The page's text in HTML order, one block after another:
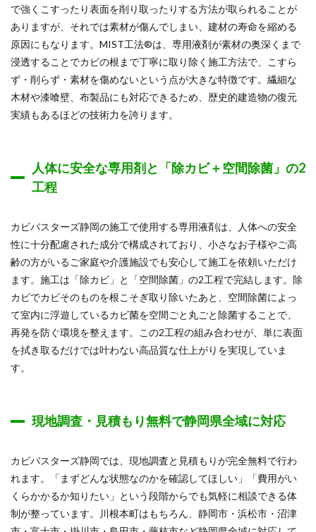
で強くこすったり表面を削り取ったりする方法が取られることが
ありますが、それでは素材が傷んでしまい、建材の寿命を縮める
原因にもなります。MIST工法®は、専用液剤が素材の奥深くまで
浸透することでカビの根まで丁寧に取り除く施工方法で、こすら
ず・削らず・素材を傷めないという点が大きな特徴です。繊細な
木材や漆喰壁、布製品にも対応できるため、歴史的建造物の復元
実績もあるほどの技術力を誇ります。
人体に安全な専用剤と「除カビ＋空間除菌」の2
工程
カビバスターズ静岡の施工で使用する専用液剤は、人体への安全
性に十分配慮された成分で構成されており、小さなお子様やご高
齢の方がいるご家庭や介護施設でも安心して施工を依頼いただけ
ます。施工は「除カビ」と「空間除菌」の2工程で完結します。除
カビでカビそのものを根こそぎ取り除いたあと、空間除菌によっ
て室内に浮遊しているカビ菌を空間ごと丸ごと除菌することで、
再発を防ぐ環境を整えます。この2工程の組み合わせが、単に表面
を拭き取るだけでは叶わない高品質な仕上がりを実現していま
す。
現地調査・見積もり無料で静岡県全域に対応
カビバスターズ静岡では、現地調査と見積もりが完全無料で行わ
れます。「まずどんな状態なのかを確認してほしい」「費用がい
くらかかるか知りたい」という段階からでも気軽に相談できる体
制が整っています。川根本町はもちろん、静岡市・浜松市・沼津